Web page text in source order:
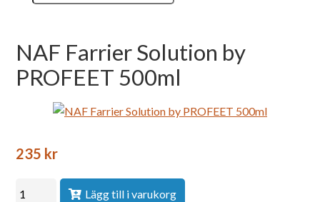
NAF Farrier Solution by
PROFEET 500ml
235 kr
Lägg till i varukorg